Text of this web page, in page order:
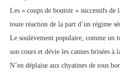
Les « coups de boutoir » successifs
toute réaction de la part d’un régime
Le soulèvement populaire, comme un
son cours et dévie les cannes brisées à
N’en déplaise aux chyatines de tous